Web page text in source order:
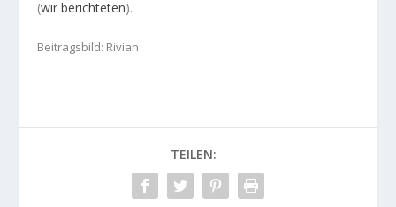
(wir berichteten).
Beitragsbild: Rivian
TEILEN: